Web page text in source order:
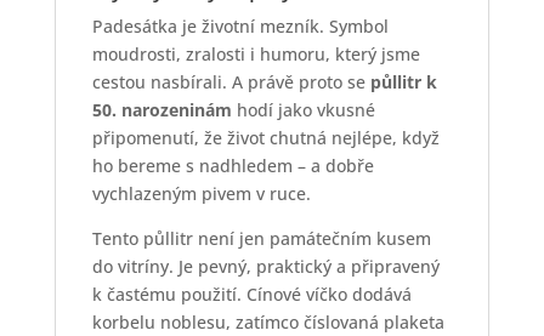
Padesátka je životní mezník. Symbol
moudrosti, zralosti i humoru, který jsme
cestou nasbírali. A právě proto se půllitr k
50. narozeninám hodí jako vkusné
připomenutí, že život chutná nejlépe, když
ho bereme s nadhledem – a dobře
vychlazeným pivem v ruce.
Tento půllitr není jen památečním kusem
do vitríny. Je pevný, praktický a připravený
k častému použití. Cínové víčko dodává
korbelu noblesu, zatímco číslovaná plaketa